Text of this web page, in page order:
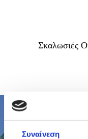
Συναίνεση
Σκαλωσιές